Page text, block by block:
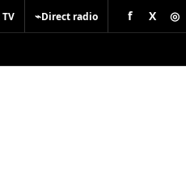
⌁Direct radio f X ◎